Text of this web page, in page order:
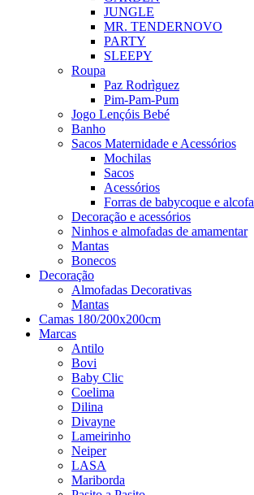
JUNGLE
MR. TENDERNOVO
PARTY
SLEEPY
Roupa
Paz Rodrìguez
Pim-Pam-Pum
Jogo Lençóis Bebé
Banho
Sacos Maternidade e Acessórios
Mochilas
Sacos
Acessórios
Forras de babycoque e alcofa
Decoração e acessórios
Ninhos e almofadas de amamentar
Mantas
Bonecos
Decoração
Almofadas Decorativas
Mantas
Camas 180/200x200cm
Marcas
Antilo
Bovi
Baby Clic
Coelima
Dilina
Divayne
Lameirinho
Neiper
LASA
Mariborda